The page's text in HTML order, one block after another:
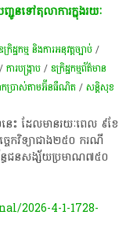
ន​ទៅ​តុលាការ​ក្នុង​រយៈ
ក្រិដ្ឋកម្ម និងការអនុវត្តច្បាប់ /
/ការបង្ក្រាប​ /ឧក្រិដ្ឋកម្ម​ព័ត៌មាន
កប្រាស់តាមអ៊ីនធឺណិត /សន្តិសុខ
េះ​ ដែល​មាន​រយៈពេល​ ៩​ខែ​
ច្ចេកវិទ្យា​ជាង​២៥០​ ករណី​
ធ​ជនសង្ស័យ​ប្រមាណ​៧៥០​
2026-4-1-1728-